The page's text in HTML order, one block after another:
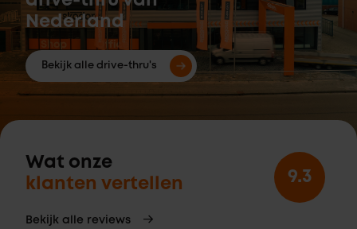
Nederland
Bekijk alle drive-thru's
Wat onze
klanten vertellen
Bekijk alle reviews
9.3